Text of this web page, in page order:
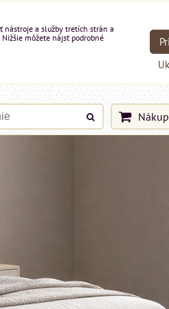
nástroje a služby tretích strán a
môžete nájsť podrobné